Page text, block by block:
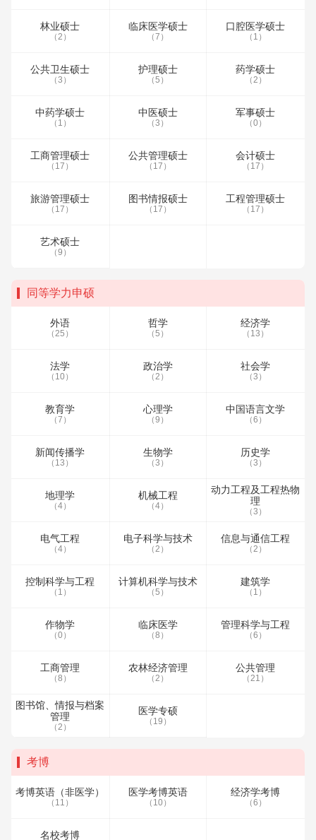
林业硕士
（2）
临床医学硕士
（7）
口腔医学硕士
（1）
公共卫生硕士
（3）
护理硕士
（5）
药学硕士
（2）
中药学硕士
（1）
中医硕士
（3）
军事硕士
（0）
工商管理硕士
（17）
公共管理硕士
（17）
会计硕士
（17）
旅游管理硕士
（17）
图书情报硕士
（17）
工程管理硕士
（17）
艺术硕士
（9）
同等学力申硕
外语
（25）
哲学
（5）
经济学
（13）
法学
（10）
政治学
（2）
社会学
（3）
教育学
（7）
心理学
（9）
中国语言文学
（6）
新闻传播学
（13）
生物学
（3）
历史学
（3）
地理学
（4）
机械工程
（4）
动力工程及工程热物
理
（3）
电气工程
（4）
电子科学与技术
（2）
信息与通信工程
（2）
控制科学与工程
（1）
计算机科学与技术
（5）
建筑学
（1）
作物学
（0）
临床医学
（8）
管理科学与工程
（6）
工商管理
（8）
农林经济管理
（2）
公共管理
（21）
图书馆、情报与档案
管理
（2）
医学专硕
（19）
考博
考博英语（非医学）
（11）
医学考博英语
（10）
经济学考博
（6）
名校考博